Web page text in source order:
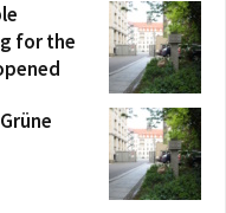
for the